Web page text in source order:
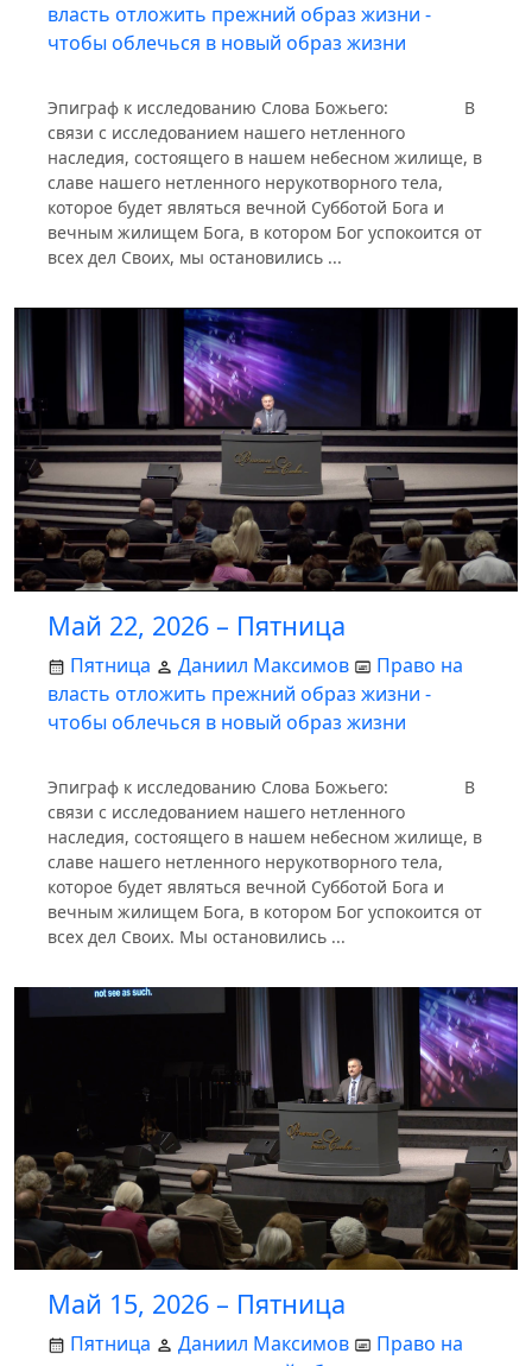
власть отложить прежний образ жизни -
чтобы облечься в новый образ жизни
Эпиграф к исследованию Слова Божьего: В
связи с исследованием нашего нетленного
наследия, состоящего в нашем небесном жилище, в
славе нашего нетленного нерукотворного тела,
которое будет являться вечной Субботой Бога и
вечным жилищем Бога, в котором Бог успокоится от
всех дел Своих, мы остановились ...
Май 22, 2026 – Пятница
Пятница Даниил Максимов
Право на
власть отложить прежний образ жизни -
чтобы облечься в новый образ жизни
Эпиграф к исследованию Слова Божьего: В
связи с исследованием нашего нетленного
наследия, состоящего в нашем небесном жилище, в
славе нашего нетленного нерукотворного тела,
которое будет являться вечной Субботой Бога и
вечным жилищем Бога, в котором Бог успокоится от
всех дел Своих. Мы остановились ...
Май 15, 2026 – Пятница
Пятница Даниил Максимов
Право на